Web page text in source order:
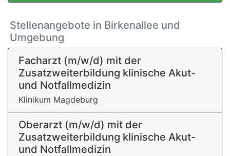
Stellenangebote in Birkenallee und
Umgebung
Facharzt (m/w/d) mit der
Zusatzweiterbildung klinische Akut-
und Notfallmedizin
Klinikum Magdeburg
Oberarzt (m/w/d) mit der
Zusatzweiterbildung klinische Akut-
und Notfallmedizin